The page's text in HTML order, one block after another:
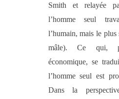
Smith et relayée
l’homme seul
l’humain, mais le plus
mâle). Ce qui,
économique, se
l’homme seul est
Dans la